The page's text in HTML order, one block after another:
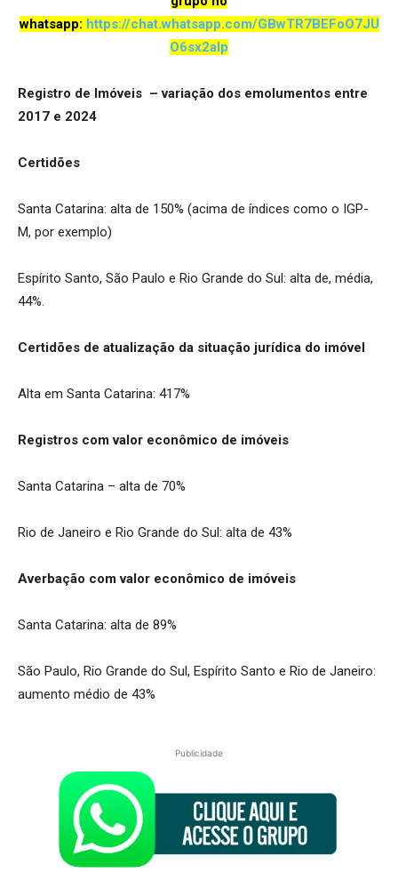
whatsapp: https://chat.whatsapp.com/GBwTR7BEFoO7JU
O6sx2aIp
Registro de Imóveis – variação dos emolumentos entre
2017 e 2024
Certidões
Santa Catarina: alta de 150% (acima de índices como o IGP-
M, por exemplo)
Espírito Santo, São Paulo e Rio Grande do Sul: alta de, média,
44%.
Certidões de atualização da situação jurídica do imóvel
Alta em Santa Catarina: 417%
Registros com valor econômico de imóveis
Santa Catarina – alta de 70%
Rio de Janeiro e Rio Grande do Sul: alta de 43%
Averbação com valor econômico de imóveis
Santa Catarina: alta de 89%
São Paulo, Rio Grande do Sul, Espírito Santo e Rio de Janeiro:
aumento médio de 43%
Publicidade